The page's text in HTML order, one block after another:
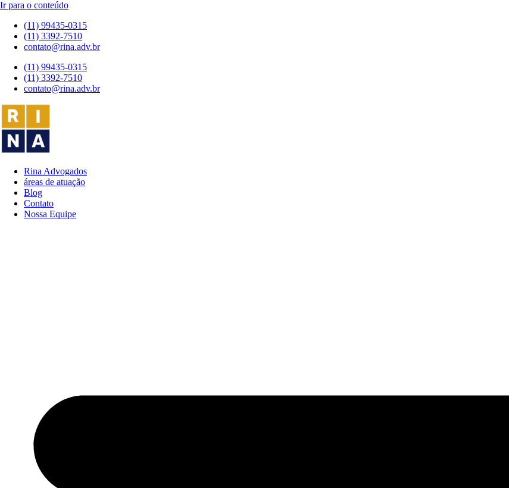
Ir para o conteúdo
(11) 99435-0315
(11) 3392-7510
contato@rina.adv.br
(11) 99435-0315
(11) 3392-7510
contato@rina.adv.br
Rina Advogados
áreas de atuação
Blog
Contato
Nossa Equipe